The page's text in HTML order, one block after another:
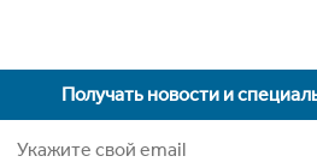
Получать новости и